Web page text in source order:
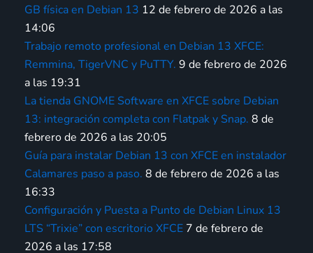
GB física en Debian 13 12 de febrero de 2026 a las
14:06
Trabajo remoto profesional en Debian 13 XFCE:
Remmina, TigerVNC y PuTTY. 9 de febrero de 2026
a las 19:31
La tienda GNOME Software en XFCE sobre Debian
13: integración completa con Flatpak y Snap. 8 de
febrero de 2026 a las 20:05
Guía para instalar Debian 13 con XFCE en instalador
Calamares paso a paso. 8 de febrero de 2026 a las
16:33
Configuración y Puesta a Punto de Debian Linux 13
LTS “Trixie” con escritorio XFCE 7 de febrero de
2026 a las 17:58